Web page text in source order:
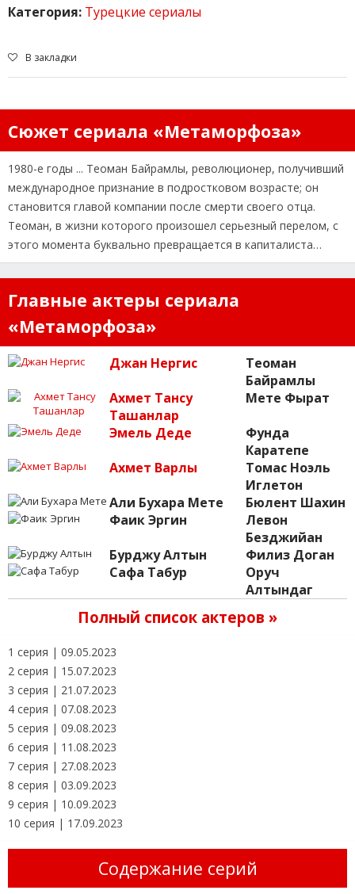
Категория: Турецкие сериалы
В закладки
Сюжет сериала «Метаморфоза»
1980-е годы ... Теоман Байрамлы, революционер, получивший
международное признание в подростковом возрасте; он
становится главой компании после смерти своего отца.
Теоман, в жизни которого произошел серьезный перелом, с
этого момента буквально превращается в капиталиста…
Главные актеры сериала
«Метаморфоза»
Джан Нергис
Теоман
Байрамлы
Ахмет Тансу
Ташанлар
Мете Фырат
Эмель Деде
Фунда
Каратепе
Ахмет Варлы
Томас Ноэль
Иглетон
Али Бухара Мете
Бюлент Шахин
Фаик Эргин
Левон
Безджийан
Бурджу Алтын
Филиз Доган
Сафа Табур
Оруч
Алтындаг
Полный список актеров »
1 серия | 09.05.2023
2 серия | 15.07.2023
3 серия | 21.07.2023
4 серия | 07.08.2023
5 серия | 09.08.2023
6 серия | 11.08.2023
7 серия | 27.08.2023
8 серия | 03.09.2023
9 серия | 10.09.2023
10 серия | 17.09.2023
Содержание серий